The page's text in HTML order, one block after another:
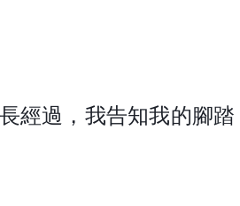
經過，我告知我的腳踏